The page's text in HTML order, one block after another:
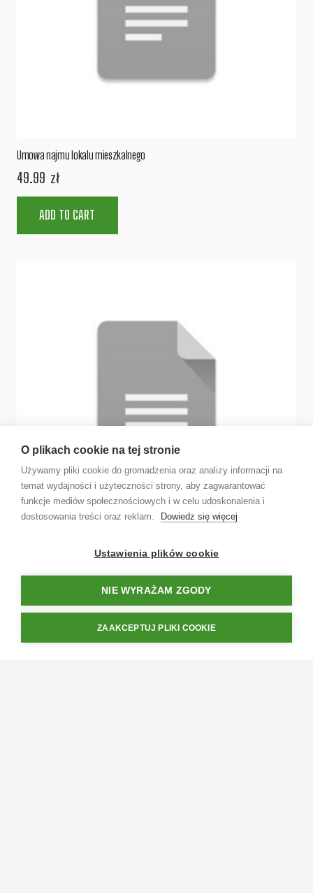
Umowa najmu lokalu mieszkalnego
49.99 zł
ADD TO CART
Umowa o zadatek i rezerwacyjna
49.99 zł
ADD TO CART
O plikach cookie na tej stronie
Używamy pliki cookie do gromadzenia oraz analizy informacji na
temat wydajności i użyteczności strony, aby zagwarantować
funkcje mediów społecznościowych i w celu udoskonalenia i
dostosowania treści oraz reklam.
Dowiedz się więcej
Ustawienia plików cookie
NIE WYRAŻAM ZGODY
ZAAKCEPTUJ PLIKI COOKIE